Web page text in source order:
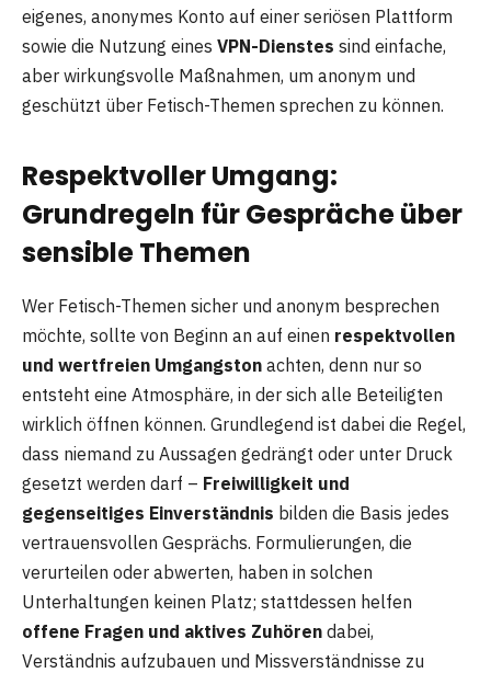
eigenes, anonymes Konto auf einer seriösen Plattform
sowie die Nutzung eines VPN-Dienstes sind einfache,
aber wirkungsvolle Maßnahmen, um anonym und
geschützt über Fetisch-Themen sprechen zu können.
Respektvoller Umgang:
Grundregeln für Gespräche über
sensible Themen
Wer Fetisch-Themen sicher und anonym besprechen
möchte, sollte von Beginn an auf einen respektvollen
und wertfreien Umgangston achten, denn nur so
entsteht eine Atmosphäre, in der sich alle Beteiligten
wirklich öffnen können. Grundlegend ist dabei die Regel,
dass niemand zu Aussagen gedrängt oder unter Druck
gesetzt werden darf – Freiwilligkeit und
gegenseitiges Einverständnis bilden die Basis jedes
vertrauensvollen Gesprächs. Formulierungen, die
verurteilen oder abwerten, haben in solchen
Unterhaltungen keinen Platz; stattdessen helfen
offene Fragen und aktives Zuhören dabei,
Verständnis aufzubauen und Missverständnisse zu